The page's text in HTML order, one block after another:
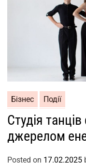
Бізнес Події
Студія
джерелом
Posted on 17.02.2025